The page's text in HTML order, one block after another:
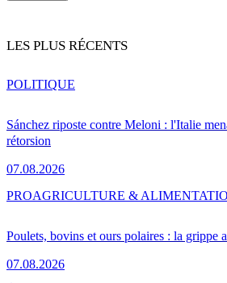
LES PLUS RÉCENTS
Sánchez riposte contre Meloni : l'Italie
rétorsion
07.08.2026
POLITIQUE
Poulets, bovins et ours polaires : la grippe
07.08.2026
PROAGRICULTURE &